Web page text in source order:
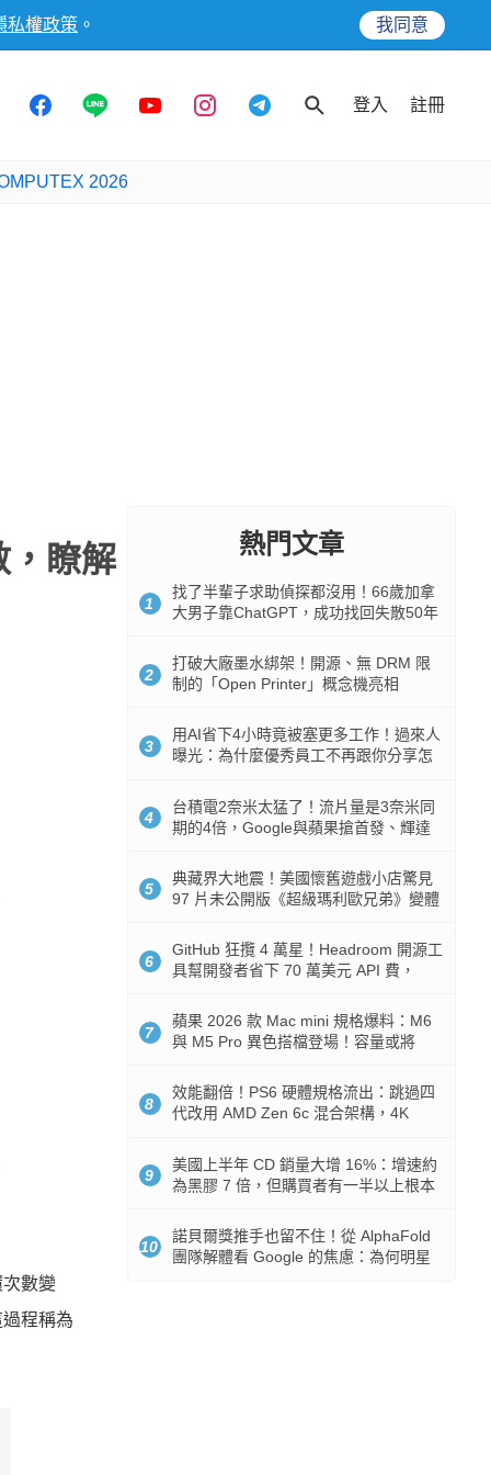
私權政策 。 我同意
登入 註冊
2026
瞭解
數變
程稱為
熱門文章
1
找了半輩子求助偵探都沒用！66歲加拿
大男子靠ChatGPT，成功找回失散50年
2
打破大廠墨水綁架！開源、無 DRM 限
制的「Open Printer」概念機亮相
3
用AI省下4小時竟被塞更多工作！過來人
曝光：為什麼優秀員工不再跟你分享怎
4
台積電2奈米太猛了！流片量是3奈米同
期的4倍，Google與蘋果搶首發、輝達
5
典藏界大地震！美國懷舊遊戲小店驚見
97 片未公開版《超級瑪利歐兄弟》變體
6
GitHub 狂攬 4 萬星！Headroom 開源工
具幫開發者省下 70 萬美元 API 費，
7
蘋果 2026 款 Mac mini 規格爆料：M6
與 M5 Pro 異色搭檔登場！容量或將
8
效能翻倍！PS6 硬體規格流出：跳過四
代改用 AMD Zen 6c 混合架構，4K
9
美國上半年 CD 銷量大增 16%：增速約
為黑膠 7 倍，但購買者有一半以上根本
10
諾貝爾獎推手也留不住！從 AlphaFold
團隊解體看 Google 的焦慮：為何明星